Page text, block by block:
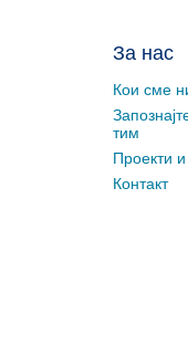
За нас
Кои сме
тим
Проекти
Контакт